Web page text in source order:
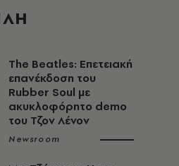
The Beatles: Επετειακή
επανέκδοση του
Rubber Soul με
ακυκλοφόρητο demo
του Τζον Λένον
Newsroom